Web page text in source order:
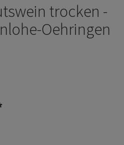
trocken -
Oehringen